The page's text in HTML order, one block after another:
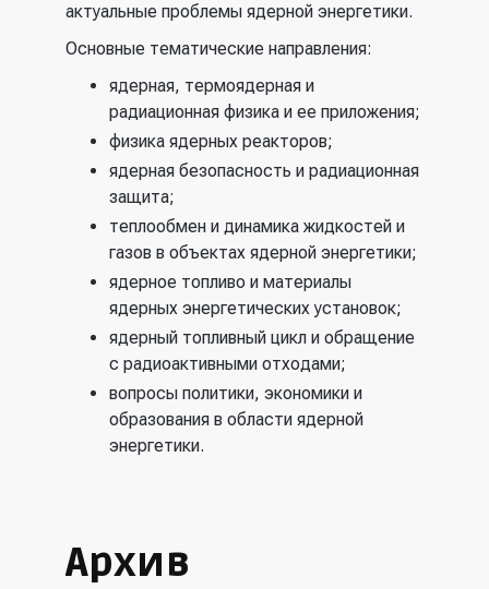
актуальные проблемы ядерной энергетики.
Основные тематические направления:
ядерная, термоядерная и
радиационная физика и ее приложения;
физика ядерных реакторов;
ядерная безопасность и радиационная
защита;
теплообмен и динамика жидкостей и
газов в объектах ядерной энергетики;
ядерное топливо и материалы
ядерных энергетических установок;
ядерный топливный цикл и обращение
с радиоактивными отходами;
вопросы политики, экономики и
образования в области ядерной
энергетики.
Архив